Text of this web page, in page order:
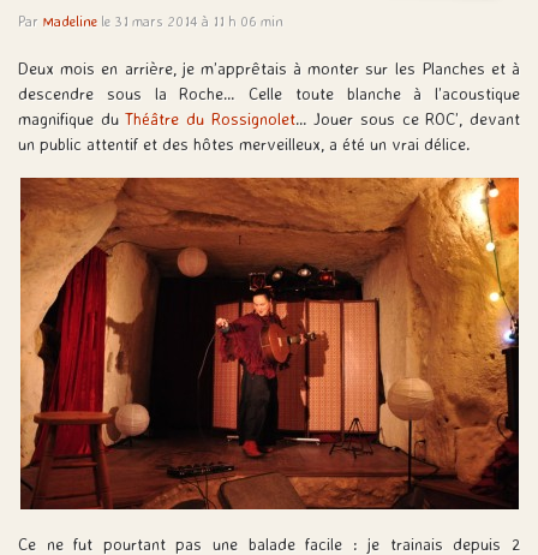
Par Madeline le 31 mars 2014 à 11 h 06 min
Deux mois en arrière, je m’apprêtais à monter sur les Planches et à
descendre sous la Roche… Celle toute blanche à l’acoustique
magnifique duThéâtre du Rossignolet… Jouer sous ce ROC’, devant
un public attentif et des hôtes merveilleux, a été un vrai délice.
Ce ne fut pourtant pas une balade facile : je trainais depuis 2